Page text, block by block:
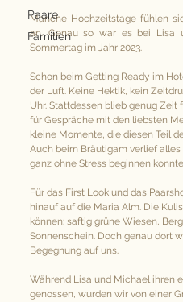
Paare
Familien
Manche Hochzeitstage fühlen
an. Genau so war es bei Lisa
Sommertag im Jahr 2023.
Schon beim Getting Ready im
der Luft. Keine Hektik, kein
Uhr. Stattdessen blieb genug Zeit
für Gespräche mit den liebsten
kleine Momente, die diesen Teil
Auch beim Bräutigam verlief
ganz ohne Stress beginnen
Für das First Look und das
hinauf auf die Maria Alm. Die
können: saftig grüne Wiesen,
Sonnenschein. Doch genau dort
Begegnung auf uns.
Während Lisa und Michael ihren
genossen, wurden wir von einer